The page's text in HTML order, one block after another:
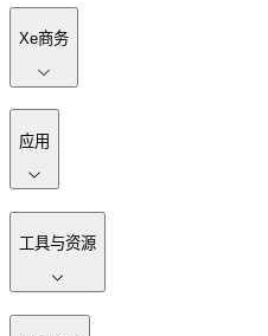
Xe商务
应用
工具与资源